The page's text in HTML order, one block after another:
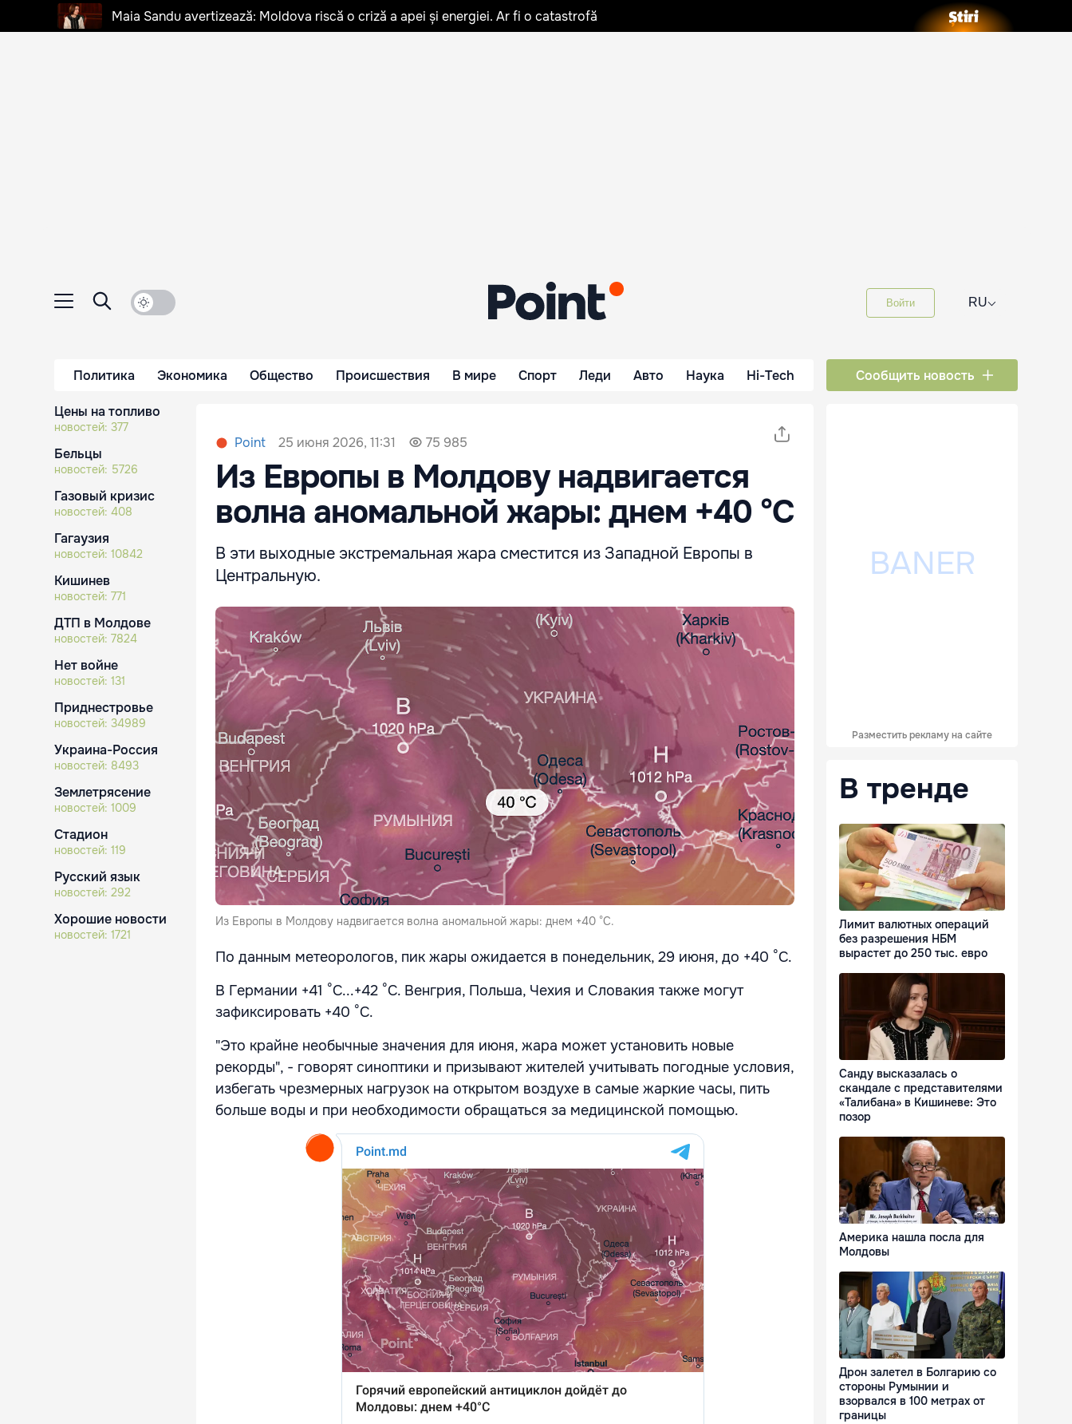
Maia Sandu avertizează: Moldova riscă o criză a apei și energiei. Ar fi o catastrofă
Войти RU⌵
Политика Экономика Общество Происшествия В мире Спорт Леди Авто Наука Hi-Tech Сообщить новость
Цены на топливо
новостей: 377
Бельцы
новостей: 5726
Газовый кризис
новостей: 408
Гагаузия
новостей: 10842
Кишинев
новостей: 771
ДТП в Молдове
новостей: 7824
Нет войне
новостей: 131
Приднестровье
новостей: 34989
Украина-Россия
новостей: 8493
Землетрясение
новостей: 1009
Стадион
новостей: 119
Русский язык
новостей: 292
Хорошие новости
новостей: 1721
Point 25 июня 2026, 11:31 75 985
Из Европы в Молдову надвигается
волна аномальной жары: днем +40 °С
В эти выходные экстремальная жара сместится из Западной Европы в
Центральную.
Из Европы в Молдову надвигается волна аномальной жары: днем +40 °С.
По данным метеорологов, пик жары ожидается в понедельник, 29 июня, до +40 °С.
В Германии +41 °С...+42 °С. Венгрия, Польша, Чехия и Словакия также могут
зафиксировать +40 °С.
"Это крайне необычные значения для июня, жара может установить новые
рекорды", - говорят синоптики и призывают жителей учитывать погодные условия,
избегать чрезмерных нагрузок на открытом воздухе в самые жаркие часы, пить
больше воды и при необходимости обращаться за медицинской помощью.
Разместить рекламу на сайте
В тренде
Лимит валютных операций
без разрешения НБМ
вырастет до 250 тыс. евро
Санду высказалась о
скандале с представителями
«Талибана» в Кишиневе: Это
позор
Америка нашла посла для
Молдовы
Дрон залетел в Болгарию со
стороны Румынии и
взорвался в 100 метрах от
границы